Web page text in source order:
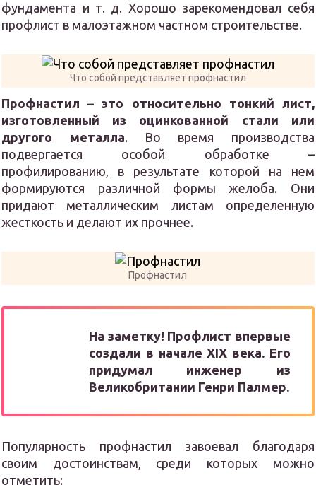
фундамента и т. д. Хорошо зарекомендовал себя
профлист в малоэтажном частном строительстве.
Что собой представляет профнастил
Профнастил – это относительно тонкий лист,
изготовленный из оцинкованной стали или
другого металла. Во время производства
подвергается особой обработке –
профилированию, в результате которой на нем
формируются различной формы желоба. Они
придают металлическим листам определенную
жесткость и делают их прочнее.
Профнастил
На заметку! Профлист впервые
создали в начале XIX века. Его
придумал инженер из
Великобритании Генри Палмер.
Популярность профнастил завоевал благодаря
своим достоинствам, среди которых можно
отметить: